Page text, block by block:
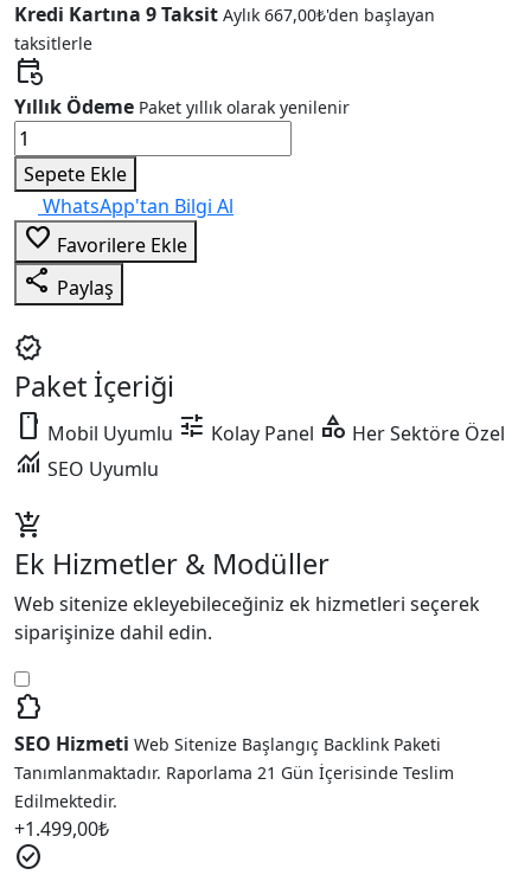
Kredi Kartına 9 Taksit Aylık 667,00₺'den başlayan
taksitlerle
event_repeat
Yıllık Ödeme Paket yıllık olarak yenilenir
Online
Yemek
Siparişi
ve
Restuarant
Scripti
V1
adet
Sepete Ekle
WhatsApp'tan Bilgi Al
favorite_border Favorilere Ekle
share Paylaş
verified
Paket İçeriği
smartphone Mobil Uyumlu tune Kolay Panel category Her Sektöre Özel
monitoring SEO Uyumlu
add_shopping_cart
Ek Hizmetler & Modüller
Web sitenize ekleyebileceğiniz ek hizmetleri seçerek
siparişinize dahil edin.
extension
SEO Hizmeti Web Sitenize Başlangıç Backlink Paketi
Tanımlanmaktadır. Raporlama 21 Gün İçerisinde Teslim
Edilmektedir.
+1.499,00₺
check_circle